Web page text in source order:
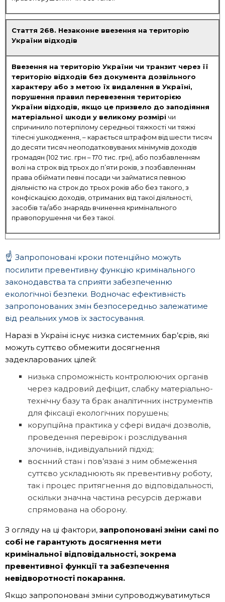
Стаття 268. Незаконне ввезення на територію
України відходів
Ввезення на територію України чи транзит через її
територію відходів без документа дозвільного
характеру або з метою їх видалення в Україні,
порушення правил перевезення територією
України відходів, якщо це призвело до заподіяння
матеріальної шкоди у великому розмірі чи
спричинило потерпілому середньої тяжкості чи тяжкі
тілесні ушкодження, – карається штрафом від шести тисяч
до десяти тисяч неоподатковуваних мінімумів доходів
громадян (102 тис. грн – 170 тис. грн), або позбавленням
волі на строк від трьох до п’яти років, з позбавленням
права обіймати певні посади чи займатися певною
діяльністю на строк до трьох років або без такого, з
конфіскацією доходів, отриманих від такої діяльності,
засобів та/або знарядь вчинення кримінального
правопорушення чи без такої.
☝️ Запропоновані кроки потенційно можуть
посилити превентивну функцію кримінального
законодавства та сприяти забезпеченню
екологічної безпеки. Водночас ефективність
запропонованих змін безпосередньо залежатиме
від реальних умов їх застосування.
Наразі в Україні існує низка системних бар’єрів, які
можуть суттєво обмежити досягнення
задекларованих цілей:
низька спроможність контролюючих органів
через кадровий дефіцит, слабку матеріально-
технічну базу та брак аналітичних інструментів
для фіксації екологічних порушень;
корупційна практика у сфері видачі дозволів,
проведення перевірок і розслідування
злочинів, індивідуальний підхід;
воєнний стан і пов’язані з ним обмеження
суттєво ускладнюють як превентивну роботу,
так і процес притягнення до відповідальності,
оскільки значна частина ресурсів держави
спрямована на оборону.
З огляду на ці фактори, запропоновані зміни самі по
собі не гарантують досягнення мети
кримінальної відповідальності, зокрема
превентивної функції та забезпечення
невідворотності покарання.
Якщо запропоновані зміни супроводжуватимуться